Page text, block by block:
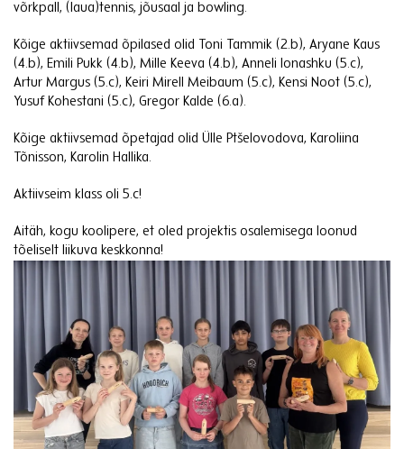
võrkpall, (laua)tennis, jõusaal ja bowling.
Kõige aktiivsemad õpilased olid Toni Tammik (2.b), Aryane Kaus
(4.b), Emili Pukk (4.b), Mille Keeva (4.b), Anneli Ionashku (5.c),
Artur Margus (5.c), Keiri Mirell Meibaum (5.c), Kensi Noot (5.c),
Yusuf Kohestani (5.c), Gregor Kalde (6.a).
Kõige aktiivsemad õpetajad olid Ülle Ptšelovodova, Karoliina
Tõnisson, Karolin Hallika.
Aktiivseim klass oli 5.c!
Aitäh, kogu koolipere, et oled projektis osalemisega loonud
tõeliselt liikuva keskkonna!